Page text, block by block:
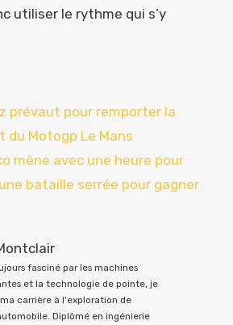
utiliser le rythme qui s’y
prévaut pour remporter la
du Motogp Le Mans
mène avec une heure pour
bataille serrée pour gagner
fasciné par les machines
et la technologie de pointe, je
carrière à l'exploration de
Diplômé en ingénierie